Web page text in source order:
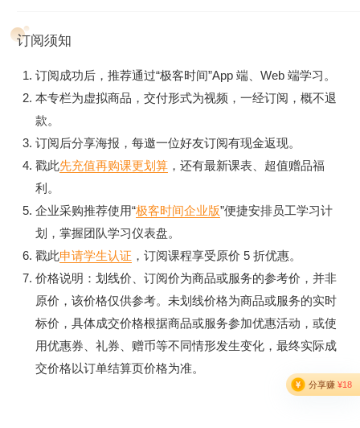
订阅须知
订阅成功后，推荐通过“极客时间”App 端、Web 端学习。
本专栏为虚拟商品，交付形式为视频，一经订阅，概不退
款。
订阅后分享海报，每邀一位好友订阅有现金返现。
戳此先充值再购课更划算 ，还有最新课表、超值赠品福
利。
企业采购推荐使用“极客时间企业版”便捷安排员工学习计
划，掌握团队学习仪表盘。
戳此申请学生认证 ，订阅课程享受原价 5 折优惠。
价格说明：划线价、订阅价为商品或服务的参考价，并非
原价，该价格仅供参考。未划线价格为商品或服务的实时
标价，具体成交价格根据商品或服务参加优惠活动，或使
用优惠券、礼券、赠币等不同情形发生变化，最终实际成
交价格以订单结算页价格为准。